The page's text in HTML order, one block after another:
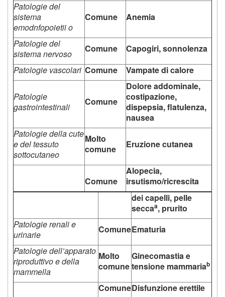
Patologie del
sistema
emodnfopoietii o
Comune Anemia
Patologie del
sistema nervoso
Comune
Capogiri, sonnolenza
Patologie vascolari Comune Vampate di calore
Patologie
gastrointestinali
Comune
Dolore addominale,
costipazione,
dispepsia, flatulenza,
nausea
Patologie della cute
e del tessuto
sottocutaneo
Molto
comune
Eruzione cutanea
Comune
Alopecia,
irsutismo/ricrescita
dei capelli, pelle
seccaa, prurito
Patologie renali e
urinarie
ComuneEmaturia
Patologie dell’apparato
riproduttivo e della
mammella
Molto
comune
Ginecomastia e
tensione mammariab
ComuneDisfunzione erettile